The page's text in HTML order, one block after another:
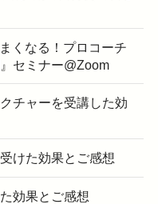
くなる！プロコーチ
セミナー@Zoom
チャーを受講した効
けた効果とご感想
効果とご感想